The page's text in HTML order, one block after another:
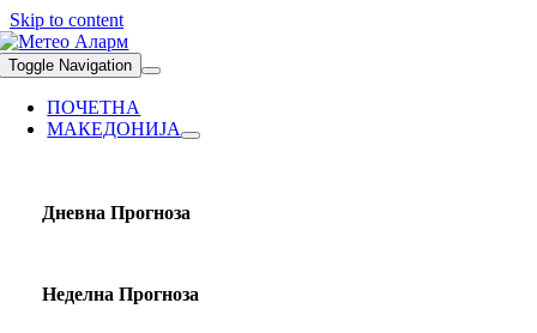
Skip to content
Toggle Navigation
ПОЧЕТНА
МАКЕДОНИЈА
Дневна Прогноза
Неделна Прогноза